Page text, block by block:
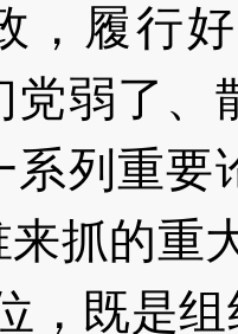
，履行
党弱了、
系列重要
来抓的重
，既是